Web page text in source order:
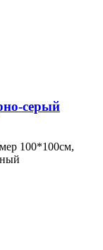
серый
100*100см,